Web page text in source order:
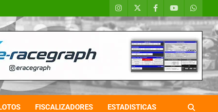
FISCALIZADORES ESTADISTICAS